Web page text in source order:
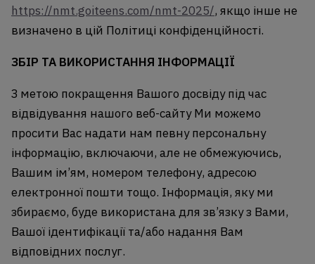
https://nmt.goiteens.com/nmt-2025/, якщо інше не
визначено в цій Політиці конфіденційності.
ЗБІР ТА ВИКОРИСТАННЯ ІНФОРМАЦІЇ
З метою покращення Вашого досвіду під час
відвідування нашого веб-сайту Ми можемо
просити Вас надати нам певну персональну
інформацію, включаючи, але не обмежуючись,
Вашим ім’ям, номером телефону, адресою
електронної пошти тощо. Інформація, яку ми
збираємо, буде використана для зв’язку з Вами,
Вашої ідентифікації та/або надання Вам
відповідних послуг.